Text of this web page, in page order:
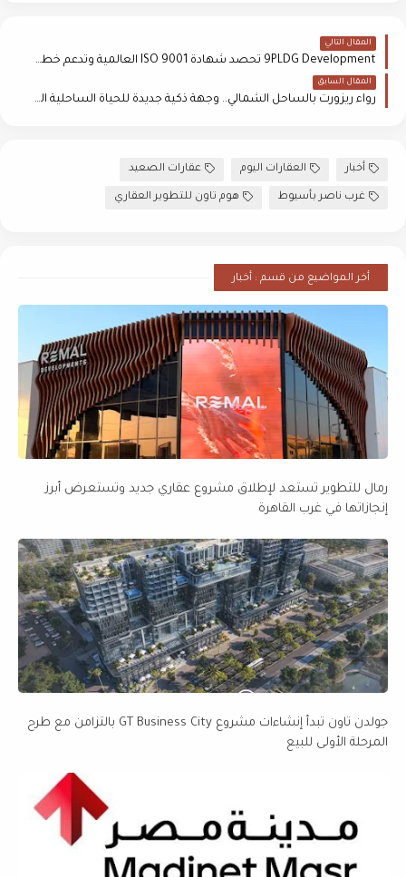
المقال التالي
9PLDG Development تحصد شهادة ISO 9001 العالمية وتدعم خططها التوسعية بالسوق العقاري
المقال السابق
رواء ريزورت بالساحل الشمالي.. وجهة ذكية جديدة للحياة الساحلية المتكاملة
أخبار العقارات اليوم عقارات الصعيد
غرب ناصر بأسيوط هوم تاون للتطوير العقاري
أخر المواضيع من قسم : أخبار
رمال للتطوير تستعد لإطلاق مشروع عقاري جديد وتستعرض أبرز
إنجازاتها في غرب القاهرة
جولدن تاون تبدأ إنشاءات مشروع GT Business City بالتزامن مع طرح
المرحلة الأولى للبيع